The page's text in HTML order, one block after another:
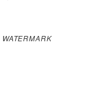
WATERMARK